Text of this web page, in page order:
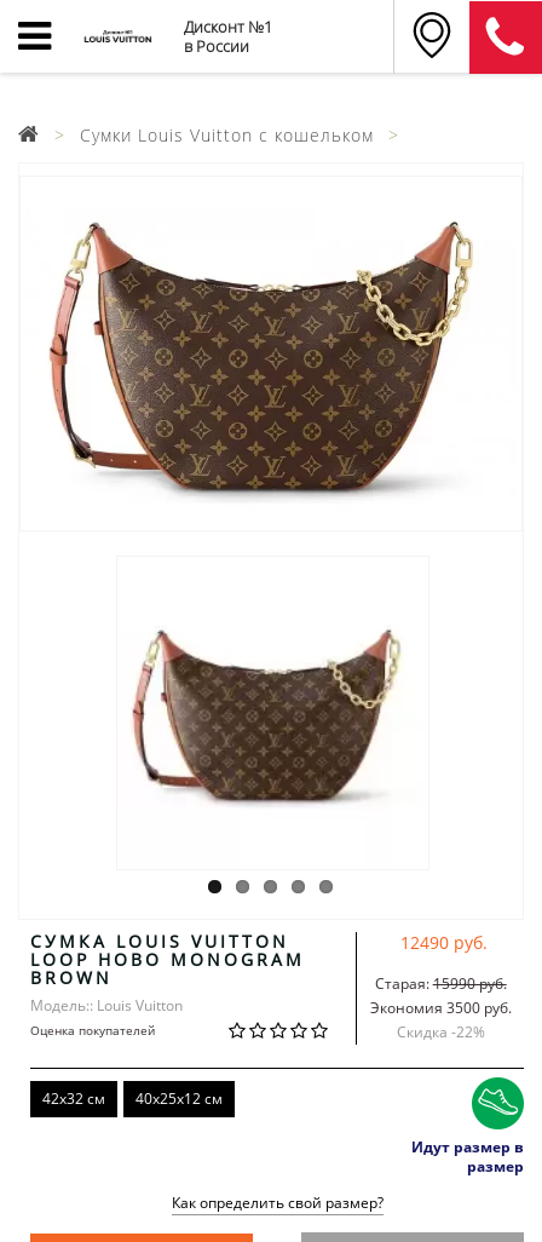
Дисконт №1
в России
Сумки Louis Vuitton с кошельком
СУМКА LOUIS VUITTON
LOOP HOBO MONOGRAM
BROWN
Модель:: Louis Vuitton
Оценка покупателей
12490 руб.
Старая:15990 руб.
Экономия 3500 руб.
Скидка -22%
42x32 см 40x25x12 см
Идут размер в
размер
Как определить свой размер?